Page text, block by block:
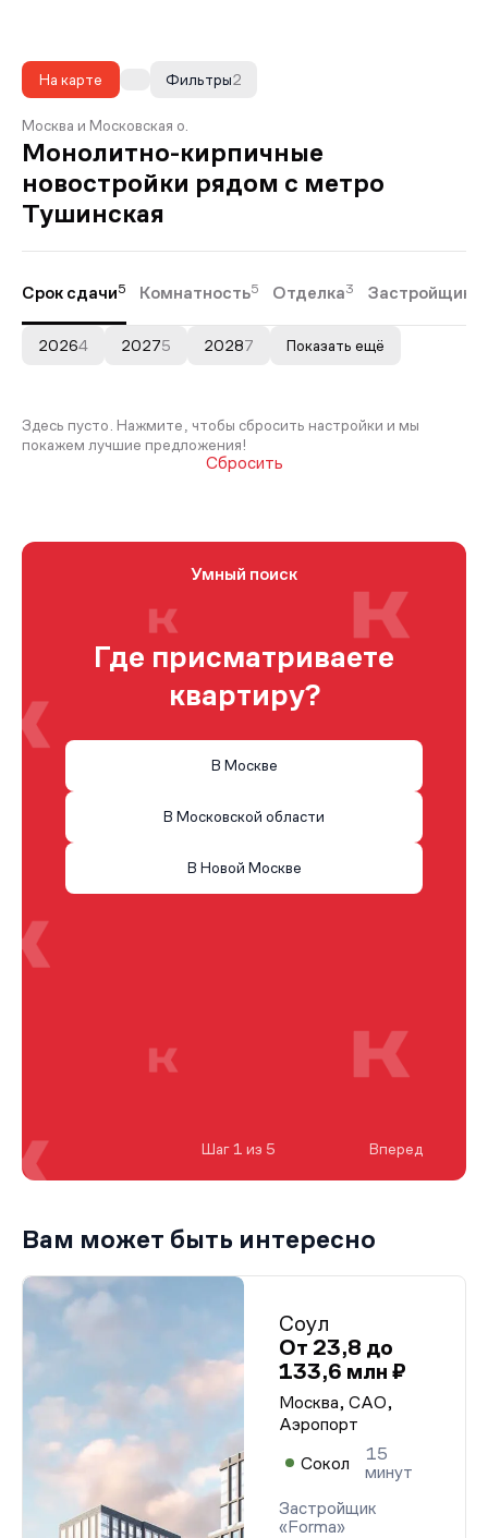
На карте 2
Фильтры
Москва и Московская о.
Монолитно-кирпичные
новостройки рядом с метро
Тушинская
Срок сдачи5 Комнатность5 Отделка3 Застройщики
20264 20275 20287 Показать ещё
Здесь пусто. Нажмите, чтобы сбросить настройки и мы
покажем лучшие предложения!
Сбросить
Умный поиск
Где присматриваете
квартиру?
В Москве
В Московской области
В Новой Москве
Шаг 1 из 5 Вперед
Вам может быть интересно
Соул
От 23,8 до
133,6 млн ₽
Москва, САО,
Аэропорт
Сокол
15
минут
Застройщик
«Forma»